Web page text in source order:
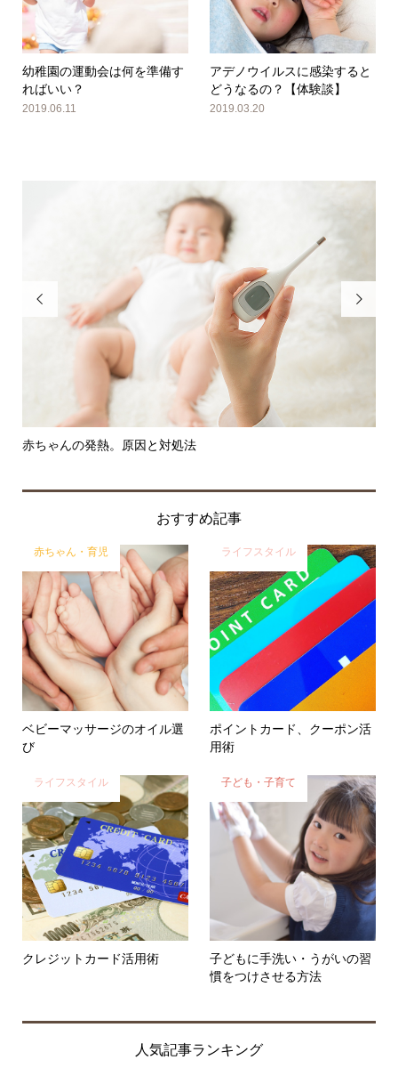
幼稚園の運動会は何を準備す
ればいい？
2019.06.11
アデノウイルスに感染すると
どうなるの？【体験談】
2019.03.20

赤ちゃんの発熱。原因と対処法

おすすめ記事
赤ちゃん・育児
ベビーマッサージのオイル選
び
ライフスタイル
ポイントカード、クーポン活
用術
ライフスタイル
クレジットカード活用術
子ども・子育て
子どもに手洗い・うがいの習
慣をつけさせる方法
人気記事ランキング